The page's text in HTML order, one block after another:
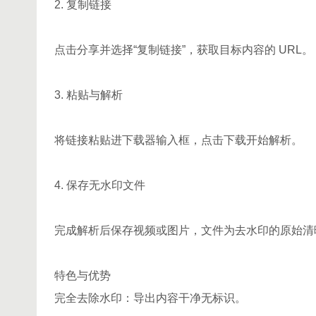
2. 复制链接
点击分享并选择“复制链接”，获取目标内容的 URL。
3. 粘贴与解析
将链接粘贴进下载器输入框，点击下载开始解析。
4. 保存无水印文件
完成解析后保存视频或图片，文件为去水印的原始清
特色与优势
完全去除水印：导出内容干净无标识。